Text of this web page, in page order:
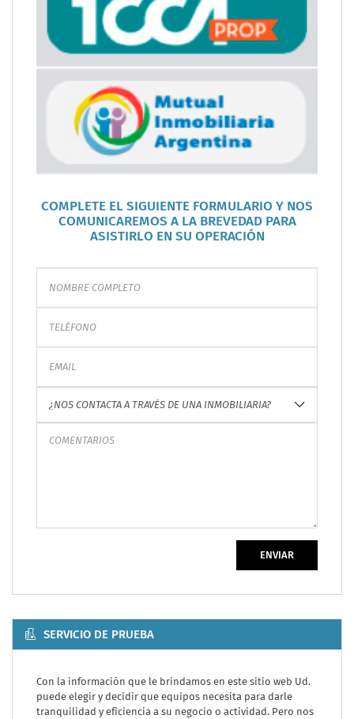
COMPLETE EL SIGUIENTE FORMULARIO Y NOS
COMUNICAREMOS A LA BREVEDAD PARA
ASISTIRLO EN SU OPERACIÓN
ENVIAR
SERVICIO DE PRUEBA
Con la información que le brindamos en este sitio web Ud.
puede elegir y decidir que equipos necesita para darle
tranquilidad y eficiencia a su negocio o actividad. Pero nos